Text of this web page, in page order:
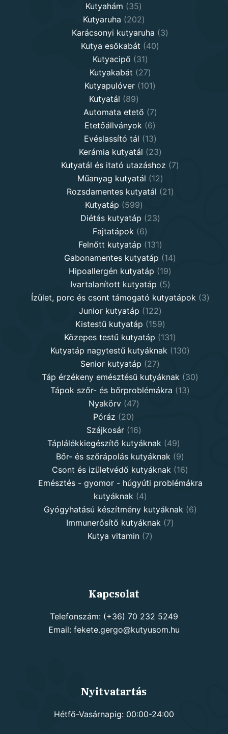
Kutyahám 3535
products
Kutyaruha 202202
products
Karácsonyi kutyaruha 33
Kutya esőkabát 4040
Kutyacipő 3131
products
Kutyakabát 2727
products
Kutyapulóver 101101
Kutyatál 8989
products
Automata etető 77
products
Etetőállványok 66
products
Evéslassító tál 1313
products
Kerámia kutyatál 2323
products
Kutyatál és itató utazáshoz 77
Műanyag kutyatál 1212
products
Rozsdamentes kutyatál 2121
Kutyatáp 599599
products
Diétás kutyatáp 2323
Fajtatápok 66
products
Felnőtt kutyatáp 131131
products
Gabonamentes kutyatáp 1414
Hipoallergén kutyatáp 1919
products
Ivartalanított kutyatáp 55
products
Ízület, porc és csont támogató kutyatápok 33
Junior kutyatáp 122122
products
Kistestű kutyatáp 159159
products
Közepes testű kutyatáp 131131
products
Kutyatáp nagytestű kutyáknak 130130
Senior kutyatáp 2727
products
Táp érzékeny emésztésű kutyáknak 3030
Tápok szőr- és bőrproblémákra 1313
Nyakörv 4747
Póráz 2020
products
Szájkosár 1616
products
Táplálékkiegészítő kutyáknak 4949
products
Bőr- és szőrápolás kutyáknak 99
products
Csont és izületvédő kutyáknak 1616
products
Emésztés - gyomor - húgyúti problémákra
kutyáknak
44
products
Gyógyhatású készítmény kutyáknak 66
Immunerősítő kutyáknak 77
Kutya vitamin 77
Kapcsolat
Telefonszám: (+36) 70 232 5249
Email: fekete.gergo@kutyusom.hu
Nyitvatartás
Hétfő-Vasárnapig: 00:00-24:00